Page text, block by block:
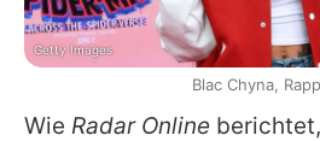
Wie Radar Online
Getty Images
Blac Chyna,